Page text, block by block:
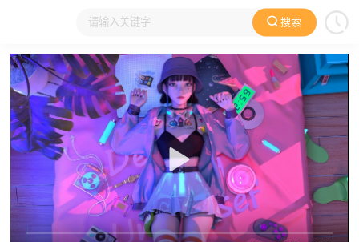
搜索
大家在看 日本动漫 国产动漫 欧美动漫 动漫电影